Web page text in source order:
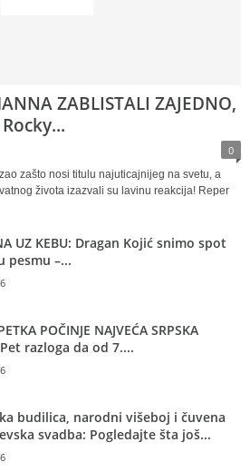
ZABLISTALI ZAJEDNO,
0
zašto nosi titulu najuticajnijeg na svetu, a
života izazvali su lavinu reakcija! Reper
UZ KEBU: Dragan Kojić snimo spot
pesmu –...
POČINJE NAJVEĆA SRPSKA
Pet razloga da od 7....
budilica, narodni višeboj i čuvena
svadba: Pogledajte šta još...